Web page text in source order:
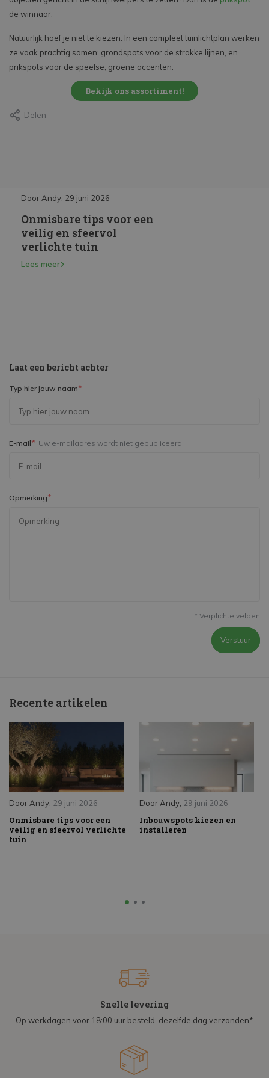
de winnaar.
Natuurlijk hoef je niet te kiezen. In een compleet tuinlichtplan werken
ze vaak prachtig samen: grondspots voor de strakke lijnen, en
prikspots voor de speelse, groene accenten.
Bekijk ons assortiment!
Delen
Door Andy, 29 juni 2026
Onmisbare tips voor een
veilig en sfeervol
verlichte tuin
Lees meer
Laat een bericht achter
Typ hier jouw naam*
E-mail* Uw e-mailadres wordt niet gepubliceerd.
Opmerking*
* Verplichte velden
Verstuur
Recente artikelen
DoorAndy, 29 juni 2026
Onmisbare tips voor een
veilig en sfeervol verlichte
tuin
DoorAndy, 29 juni 2026
Inbouwspots kiezen en
installeren
Snelle levering
Op werkdagen voor 18:00 uur besteld, dezelfde dag verzonden*